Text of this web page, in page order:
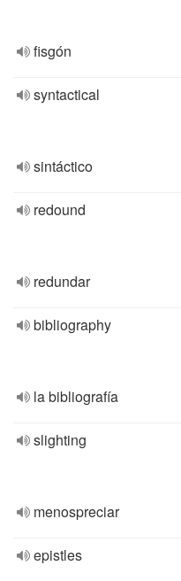
fisgón
syntactical
sintáctico
redound
redundar
bibliography
la bibliografía
slighting
menospreciar
epistles